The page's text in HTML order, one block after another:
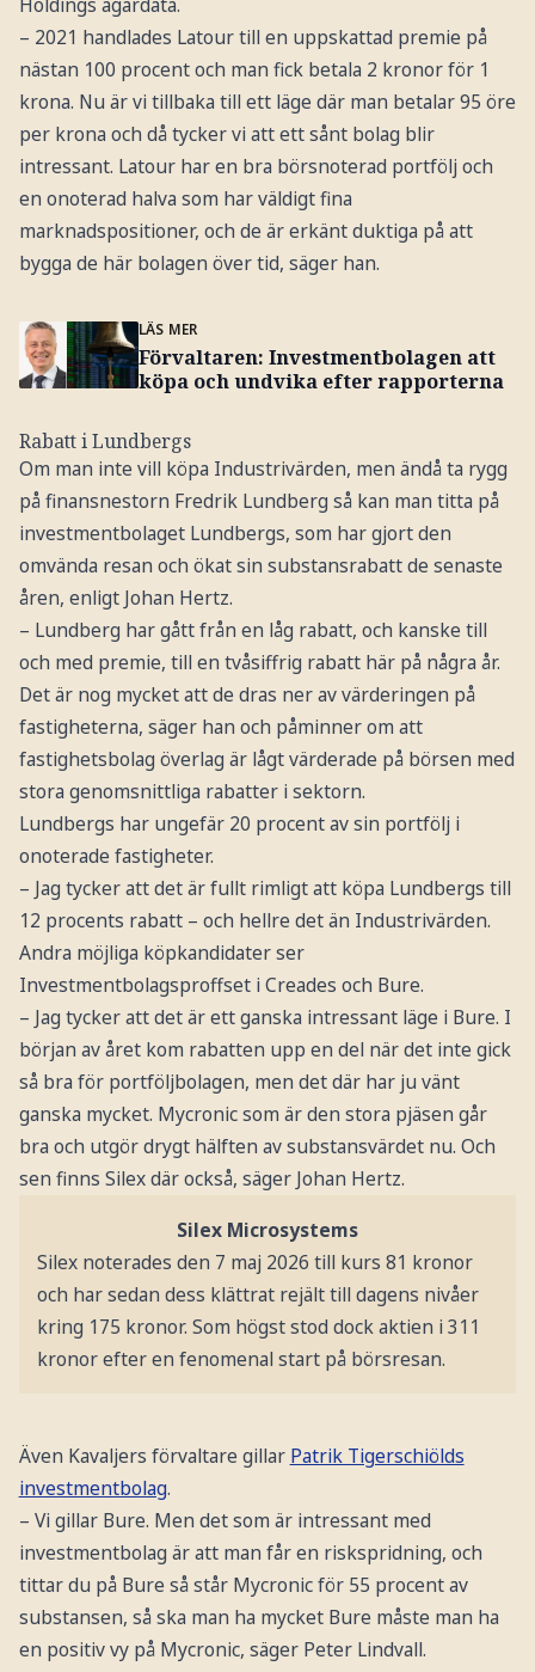
– 2021 handlades Latour till en uppskattad premie på
nästan 100 procent och man fick betala 2 kronor för 1
krona. Nu är vi tillbaka till ett läge där man betalar 95 öre
per krona och då tycker vi att ett sånt bolag blir
intressant. Latour har en bra börsnoterad portfölj och
en onoterad halva som har väldigt fina
marknadspositioner, och de är erkänt duktiga på att
bygga de här bolagen över tid, säger han.
LÄS MER
Förvaltaren: Investmentbolagen att
köpa och undvika efter rapporterna
Rabatt i Lundbergs
Om man inte vill köpa Industrivärden, men ändå ta rygg
på finansnestorn Fredrik Lundberg så kan man titta på
investmentbolaget Lundbergs, som har gjort den
omvända resan och ökat sin substansrabatt de senaste
åren, enligt Johan Hertz.
– Lundberg har gått från en låg rabatt, och kanske till
och med premie, till en tvåsiffrig rabatt här på några år.
Det är nog mycket att de dras ner av värderingen på
fastigheterna, säger han och påminner om att
fastighetsbolag överlag är lågt värderade på börsen med
stora genomsnittliga rabatter i sektorn.
Lundbergs har ungefär 20 procent av sin portfölj i
onoterade fastigheter.
– Jag tycker att det är fullt rimligt att köpa Lundbergs till
12 procents rabatt – och hellre det än Industrivärden.
Andra möjliga köpkandidater ser
Investmentbolagsproffset i Creades och Bure.
– Jag tycker att det är ett ganska intressant läge i Bure. I
början av året kom rabatten upp en del när det inte gick
så bra för portföljbolagen, men det där har ju vänt
ganska mycket. Mycronic som är den stora pjäsen går
bra och utgör drygt hälften av substansvärdet nu. Och
sen finns Silex där också, säger Johan Hertz.
Silex Microsystems
Silex noterades den 7 maj 2026 till kurs 81 kronor
och har sedan dess klättrat rejält till dagens nivåer
kring 175 kronor. Som högst stod dock aktien i 311
kronor efter en fenomenal start på börsresan.
Även Kavaljers förvaltare gillar Patrik Tigerschiölds
investmentbolag.
– Vi gillar Bure. Men det som är intressant med
investmentbolag är att man får en riskspridning, och
tittar du på Bure så står Mycronic för 55 procent av
substansen, så ska man ha mycket Bure måste man ha
en positiv vy på Mycronic, säger Peter Lindvall.